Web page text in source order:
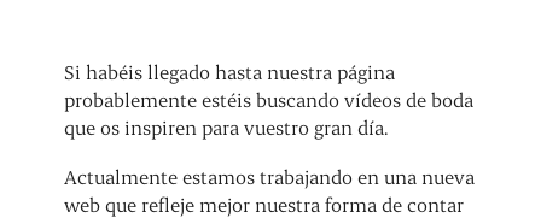
Si habéis llegado hasta nuestra página
probablemente estéis buscando vídeos de boda
que os inspiren para vuestro gran día.
Actualmente estamos trabajando en una nueva
web que refleje mejor nuestra forma de contar